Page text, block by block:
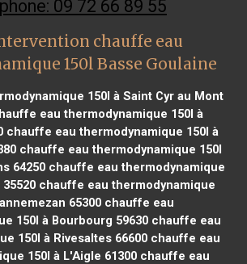
09 72 66 89 55
chauffe eau
150l Basse Goulaine
150l à Saint Cyr au Mont
eau thermodynamique 150l à
chauffe eau thermodynamique 150l à
chauffe eau thermodynamique 150l
64250chauffe eau thermodynamique
chauffe eau thermodynamique
65300chauffe eau
150l à Bourbourg 59630 chauffe eau
150l à Rivesaltes 66600chauffe eau
150l à L'Aigle 61300 chauffe eau